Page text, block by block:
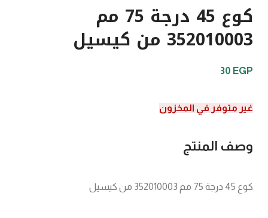
كوع 45 درجة 75 مم
352010003 من كيسيل
30 EGP
غير متوفر في المخزون
وصف المنتج
كوع 45 درجة 75 مم 352010003 من كيسيل